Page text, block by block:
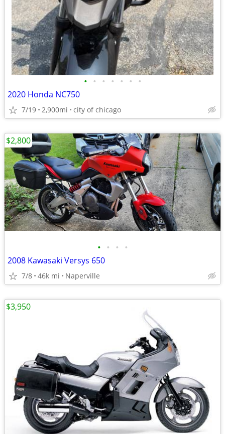
• • • • • • •
2020 Honda NC750
7/19 2,900mi city of chicago
• • • •
2008 Kawasaki Versys 650
7/8 46k mi Naperville
$2,800
$3,950